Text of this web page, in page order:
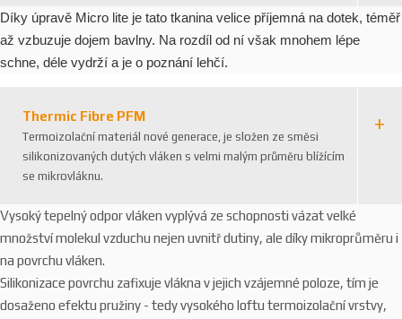
Díky úpravě Micro lite je tato tkanina velice příjemná na dotek, téměř
až vzbuzuje dojem bavlny. Na rozdíl od ní však mnohem lépe
schne, déle vydrží a je o poznání lehčí.
Thermic Fibre PFM
Termoizolační materiál nové generace, je složen ze směsi
silikonizovaných dutých vláken s velmi malým průměru blížícím
se mikrovláknu.
Vysoký tepelný odpor vláken vyplývá ze schopnosti vázat velké
množství molekul vzduchu nejen uvnitř dutiny, ale díky mikroprůměru i
na povrchu vláken.
Silikonizace povrchu zafixuje vlákna v jejich vzájemné poloze, tím je
dosaženo efektu pružiny - tedy vysokého loftu termoizolační vrstvy,